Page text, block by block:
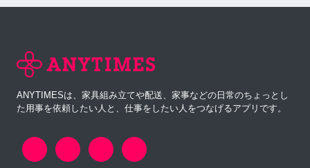
ANYTIMESは、家具組み立てや配送、家事などの日常のちょっとし
た用事を依頼したい人と、仕事をしたい人をつなげるアプリです。